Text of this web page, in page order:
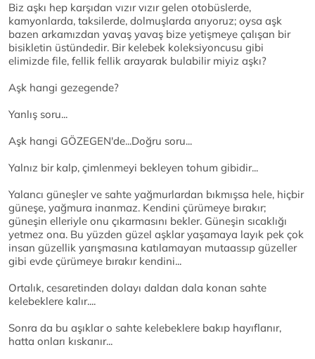
Biz aşkı hep karşıdan vızır vızır gelen otobüslerde,
kamyonlarda, taksilerde, dolmuşlarda arıyoruz; oysa aşk
bazen arkamızdan yavaş yavaş bize yetişmeye çalışan bir
bisikletin üstündedir. Bir kelebek koleksiyoncusu gibi
elimizde file, fellik fellik arayarak bulabilir miyiz aşkı?
Aşk hangi gezegende?
Yanlış soru...
Aşk hangi GÖZEGEN'de...Doğru soru...
Yalnız bir kalp, çimlenmeyi bekleyen tohum gibidir...
Yalancı güneşler ve sahte yağmurlardan bıkmışsa hele, hiçbir
güneşe, yağmura inanmaz. Kendini çürümeye bırakır;
güneşin elleriyle onu çıkarmasını bekler. Güneşin sıcaklığı
yetmez ona. Bu yüzden güzel aşklar yaşamaya layık pek çok
insan güzellik yarışmasına katılamayan mutaassıp güzeller
gibi evde çürümeye bırakır kendini...
Ortalık, cesaretinden dolayı daldan dala konan sahte
kelebeklere kalır....
Sonra da bu aşıklar o sahte kelebeklere bakıp hayıflanır,
hatta onları kıskanır...